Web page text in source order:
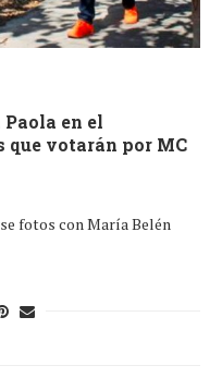
en el
que votarán por MC
fotos con María Belén